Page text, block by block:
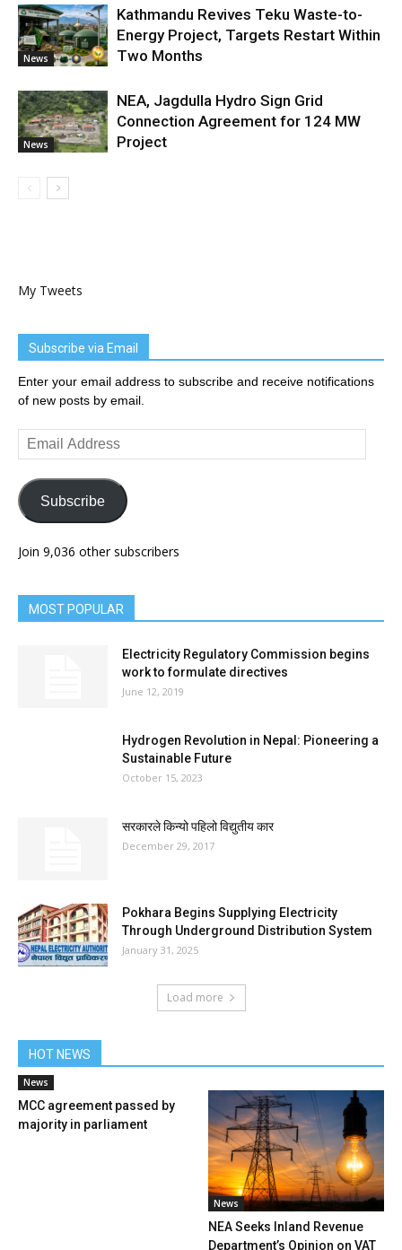
News
Kathmandu Revives Teku Waste-to-
Energy Project, Targets Restart Within
Two Months
News
NEA, Jagdulla Hydro Sign Grid
Connection Agreement for 124 MW
Project
My Tweets
Subscribe via Email
Enter your email address to subscribe and receive notifications
of new posts by email.
Email
Address
Subscribe
Join 9,036 other subscribers
MOST POPULAR
Electricity Regulatory Commission begins
work to formulate directives
June 12, 2019
Hydrogen Revolution in Nepal: Pioneering a
Sustainable Future
October 15, 2023
सरकारले किन्यो पहिलो विद्युतीय कार
December 29, 2017
Pokhara Begins Supplying Electricity
Through Underground Distribution System
January 31, 2025
Load more
HOT NEWS
News
MCC agreement passed by
majority in parliament
News
NEA Seeks Inland Revenue
Department’s Opinion on VAT